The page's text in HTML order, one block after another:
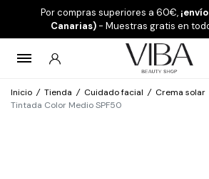
Por compras superiores a 60€,
Canarias)- Muestras gratis en
Inicio / Tienda / Cuidado facial / Crema solar
Tintada Color Medio SPF50